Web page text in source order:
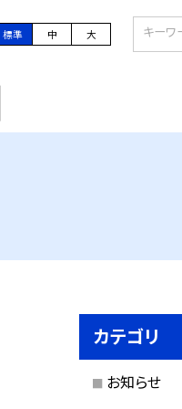
標準 中 大
カテゴリ
お知らせ